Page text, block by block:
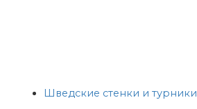
Шведские стенки и турники